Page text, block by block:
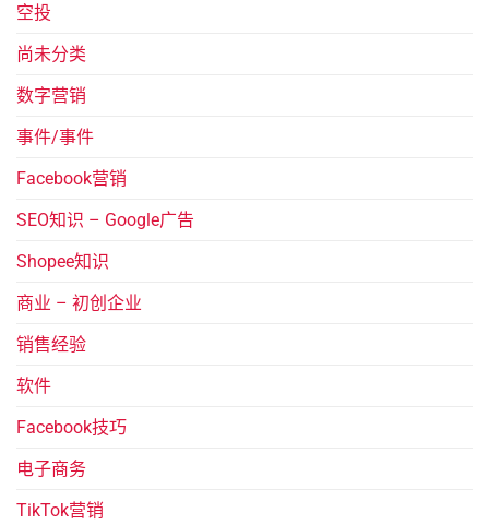
空投
尚未分类
数字营销
事件/事件
Facebook营销
SEO知识 – Google广告
Shopee知识
商业 – 初创企业
销售经验
软件
Facebook技巧
电子商务
TikTok营销